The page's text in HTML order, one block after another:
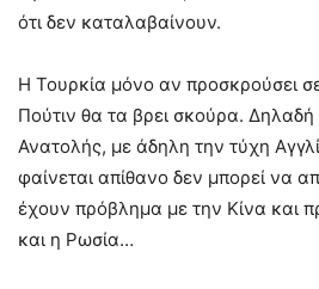
ότι δεν καταλαβαίνουν.
Η Τουρκία μόνο αν προσκρούσει
Πούτιν θα τα βρει σκούρα. Δηλαδή
Ανατολής, με άδηλη την τύχη
φαίνεται απίθανο δεν μπορεί να
έχουν πρόβλημα με την Κίνα και
και η Ρωσία…